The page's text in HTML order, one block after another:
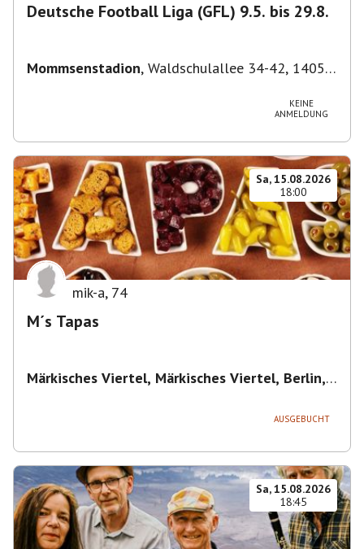
Deutsche Football Liga (GFL) 9.5. bis 29.8.
Mommsenstadion, Waldschulallee 34-42, 14055
KEINE
ANMELDUNG
Sa, 15.08.2026
18:00
mik-a, 74
M´s Tapas
Märkisches Viertel, Märkisches Viertel, Berlin,
AUSGEBUCHT
Sa, 15.08.2026
18:45